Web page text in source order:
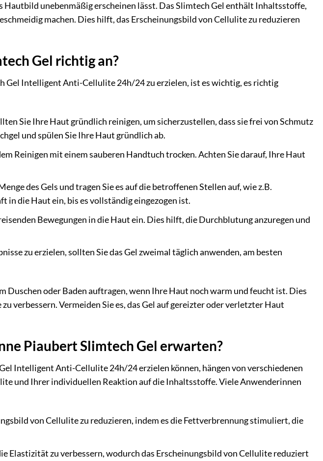
Hautbild unebenmäßig erscheinen lässt. Das Slimtech Gel enthält Inhaltsstoffe,
machen. Dies hilft, das Erscheinungsbild von Cellulite zu reduzieren
Gel richtig an?
Gel Intelligent Anti-Cellulite 24h/24 zu erzielen, ist es wichtig, es richtig
Sie Ihre Haut gründlich reinigen, um sicherzustellen, dass sie frei von Schmutz
und spülen Sie Ihre Haut gründlich ab.
Reinigen mit einem sauberen Handtuch trocken. Achten Sie darauf, Ihre Haut
des Gels und tragen Sie es auf die betroffenen Stellen auf, wie z.B.
in die Haut ein, bis es vollständig eingezogen ist.
Bewegungen in die Haut ein. Dies hilft, die Durchblutung anzuregen und
zu erzielen, sollten Sie das Gel zweimal täglich anwenden, am besten
Duschen oder Baden auftragen, wenn Ihre Haut noch warm und feucht ist. Dies
verbessern. Vermeiden Sie es, das Gel auf gereizter oder verletzter Haut
Piaubert Slimtech Gel erwarten?
Intelligent Anti-Cellulite 24h/24 erzielen können, hängen von verschiedenen
und Ihrer individuellen Reaktion auf die Inhaltsstoffe. Viele Anwenderinnen
von Cellulite zu reduzieren, indem es die Fettverbrennung stimuliert, die
Elastizität zu verbessern, wodurch das Erscheinungsbild von Cellulite reduziert